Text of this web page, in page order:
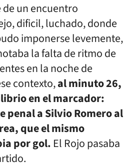
un encuentro
dificil, luchado, donde
imponerse levemente,
la falta de ritmo de
en la noche de
contexto,al minuto 26,
en el marcador:
penal a Silvio Romero al
que el mismo
por gol. El Rojo pasaba